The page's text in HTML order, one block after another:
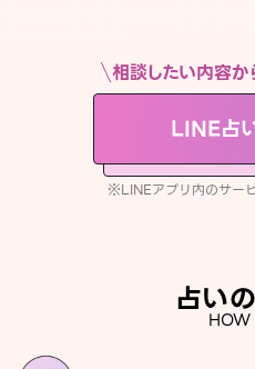
相談したい内容
LINE占
※LINEアプリ内のサー
占い